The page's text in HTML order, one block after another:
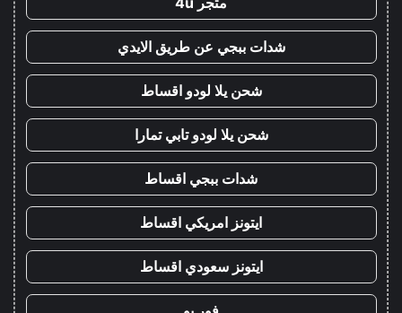
شدات ببجي عن طريق الايدي
شحن يلا لودو اقساط
شحن يلا لودو تابي تمارا
شدات ببجي اقساط
ايتونز امريكي اقساط
ايتونز سعودي اقساط